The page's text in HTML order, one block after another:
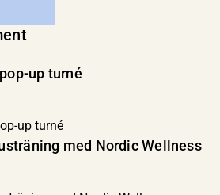
up turné
med Nordic Wellness